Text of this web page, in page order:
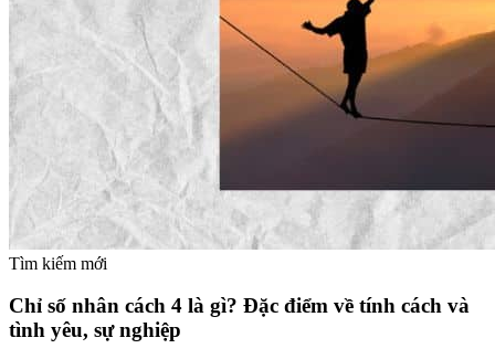
Tìm kiếm mới
Chỉ số nhân cách 4 là gì? Đặc điểm về tính cách và
tình yêu, sự nghiệp